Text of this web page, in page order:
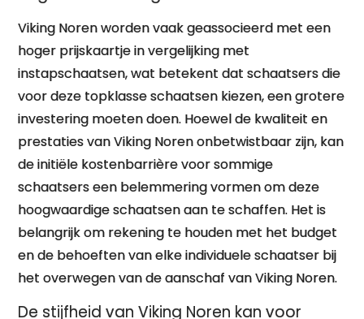
Viking Noren worden vaak geassocieerd met een
hoger prijskaartje in vergelijking met
instapschaatsen, wat betekent dat schaatsers die
voor deze topklasse schaatsen kiezen, een grotere
investering moeten doen. Hoewel de kwaliteit en
prestaties van Viking Noren onbetwistbaar zijn, kan
de initiële kostenbarrière voor sommige
schaatsers een belemmering vormen om deze
hoogwaardige schaatsen aan te schaffen. Het is
belangrijk om rekening te houden met het budget
en de behoeften van elke individuele schaatser bij
het overwegen van de aanschaf van Viking Noren.
De stijfheid van Viking Noren kan voor